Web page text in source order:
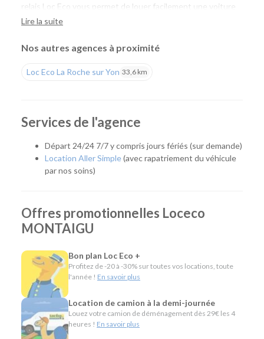
relais Loc Eco vous permet de louer facilement une voiture
ou un utilitaire à proximité de chez vous, tout en profitant
véhicules.
déplacement professionnel, notre agence vous accompagne
avec une solution adaptée. Grâce à son implantation au sein
près de vos achats ou de votre chantier, pour un gain de
temps appréciable.
Notre agence de Montaigu propose une gamme complète
de véhicules pour répondre à tous les besoins :
Citadines et compactes pour les déplacements
quotidiens ou professionnels.
Routières, SUV et monospaces pour les week-ends,
les vacances et les trajets en famille.
Minibus pour voyager à plusieurs.
Utilitaires de différentes capacités pour transporter
des matériaux, réaliser un déménagement ou
répondre aux besoins des professionnels.
Lire la suite
Nos autres agences à proximité
Loc Eco La Roche sur Yon 33,6 km
Services de l'agence
Départ 24/24 7/7 y compris jours fériés (sur demande)
Location Aller Simple(avec rapatriement du véhicule
par nos soins)
Offres promotionnelles Loceco
MONTAIGU
Bon plan Loc Eco +
Profitez de -20 à -30% sur toutes vos locations, toute
l'année ! En savoir plus
Location de camion à la demi-journée
Louez votre camion de déménagement dès 29€ les 4
heures ! En savoir plus